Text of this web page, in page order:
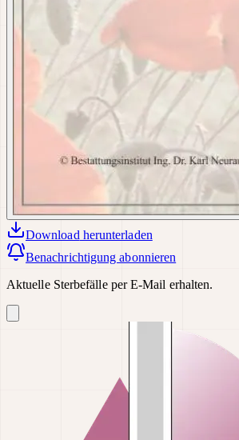
Download herunterladen
Benachrichtigung abonnieren
Aktuelle Sterbefälle per E-Mail erhalten.